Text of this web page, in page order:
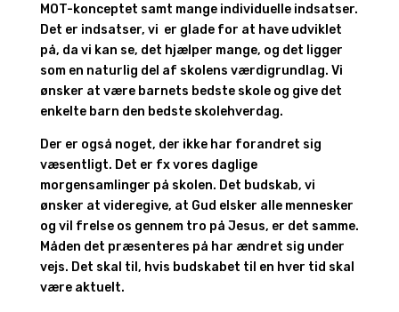
MOT-konceptet samt mange individuelle indsatser.
Det er indsatser, vi er glade for at have udviklet
på, da vi kan se, det hjælper mange, og det ligger
som en naturlig del af skolens værdigrundlag. Vi
ønsker at være barnets bedste skole og give det
enkelte barn den bedste skolehverdag.
Der er også noget, der ikke har forandret sig
væsentligt. Det er fx vores daglige
morgensamlinger på skolen. Det budskab, vi
ønsker at videregive, at Gud elsker alle mennesker
og vil frelse os gennem tro på Jesus, er det samme.
Måden det præsenteres på har ændret sig under
vejs. Det skal til, hvis budskabet til en hver tid skal
være aktuelt.